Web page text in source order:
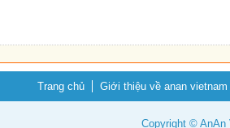
Trang chủ Giới thiệu về anan vietnam
Copyright © AnAn